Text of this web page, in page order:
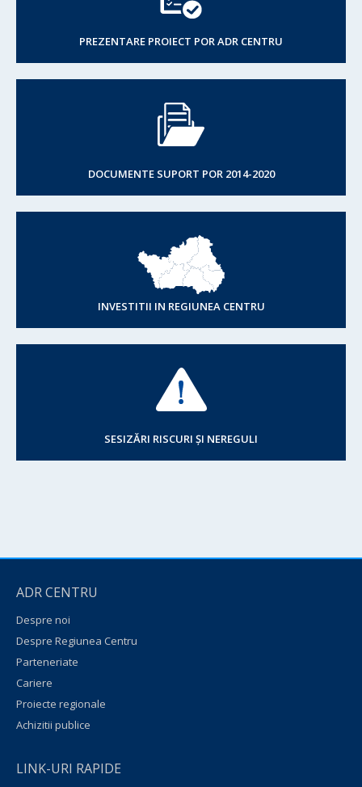
PREZENTARE PROIECT POR ADR CENTRU
DOCUMENTE SUPORT POR 2014-2020
INVESTITII IN REGIUNEA CENTRU
SESIZĂRI RISCURI ȘI NEREGULI
ADR CENTRU
Despre noi
Despre Regiunea Centru
Parteneriate
Cariere
Proiecte regionale
Achizitii publice
LINK-URI RAPIDE